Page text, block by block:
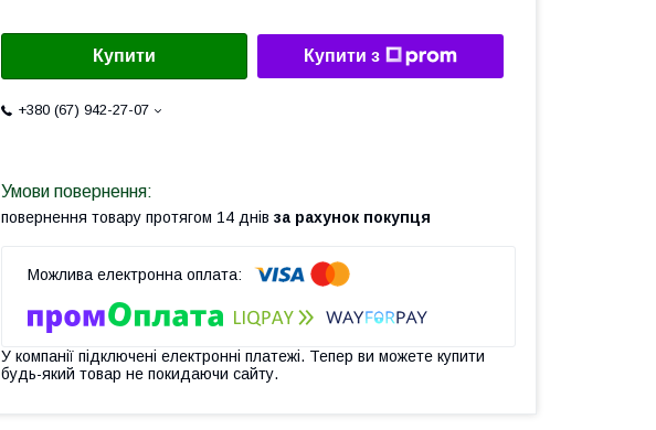
Купити Купити з
+380 (67) 942-27-07
повернення товару протягом 14 днів за рахунок покупця
У компанії підключені електронні платежі. Тепер ви можете купити
будь-який товар не покидаючи сайту.